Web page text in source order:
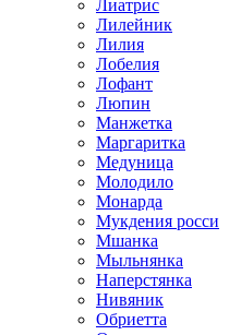
Лиатрис
Лилейник
Лилия
Лобелия
Лофант
Люпин
Манжетка
Маргаритка
Медуница
Молодило
Монарда
Мукдения росси
Мшанка
Мыльнянка
Наперстянка
Нивяник
Обриетта